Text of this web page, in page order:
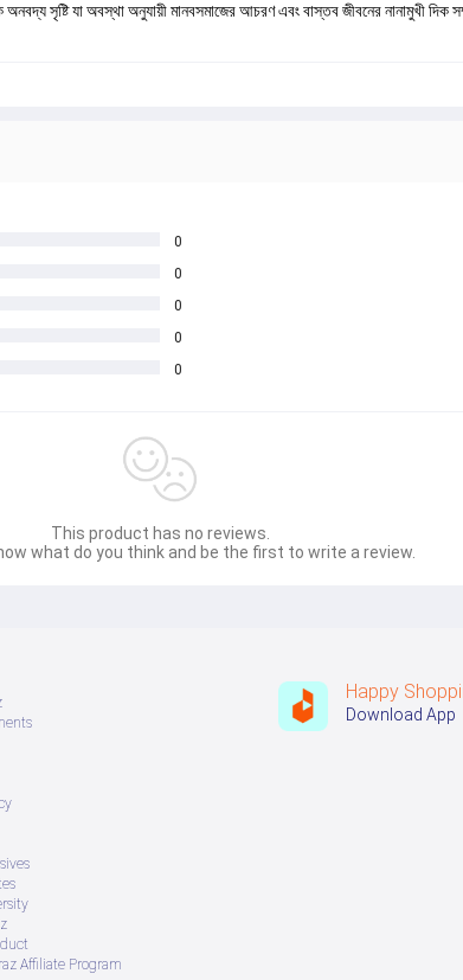
অনবদ্য সৃষ্টি যা অবস্থা অনুযায়ী মানবসমাজের আচরণ এবং বাস্তব জীবনের নানামুখী
0
0
0
0
0
This product has no reviews.
what do you think and be the first to write a review.
Affiliate Program
Happy
Download App